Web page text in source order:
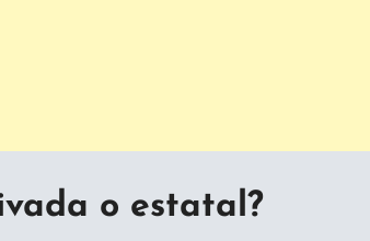
o estatal?